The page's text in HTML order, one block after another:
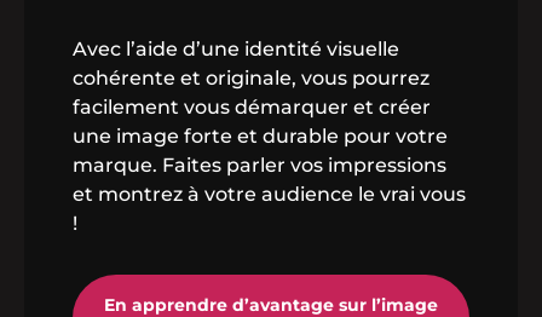
Avec l’aide d’une identité visuelle
cohérente et originale, vous pourrez
facilement vous démarquer et créer
une image forte et durable pour votre
marque. Faites parler vos impressions
et montrez à votre audience le vrai vous
!
En apprendre d’avantage sur l’image